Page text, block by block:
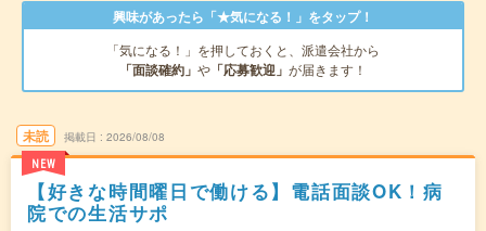
興味があったら「★気になる！」をタップ！
「気になる！」を押しておくと、派遣会社から
「面談確約」 や 「応募歓迎」 が届きます！
未読
NEW
掲載日 2026/08/08
【好きな時間曜日で働ける】電話面談OK！病
院での生活サポ